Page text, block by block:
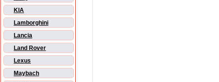
KIA
Lamborghini
Lancia
Land Rover
Lexus
Maybach